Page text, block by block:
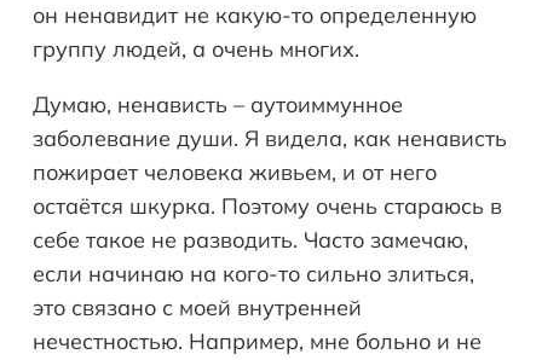
он ненавидит не какую-то определенную
группу людей, а очень многих.
Думаю, ненависть – аутоиммунное
заболевание души. Я видела, как ненависть
пожирает человека живьем, и от него
остаётся шкурка. Поэтому очень стараюсь в
себе такое не разводить. Часто замечаю,
если начинаю на кого-то сильно злиться,
это связано с моей внутренней
нечестностью. Например, мне больно и не